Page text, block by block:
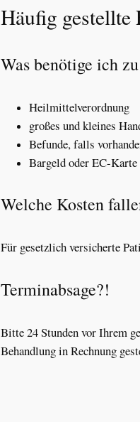
Häufig gestellte
Was benötige ich
Heilmittelverordnung
großes und kleines
Befunde, falls
Bargeld oder EC-
Welche Kosten
Für gesetzlich versicherte
Terminabsage?!
Bitte 24 Stunden vor Ihrem
Behandlung in Rechnung